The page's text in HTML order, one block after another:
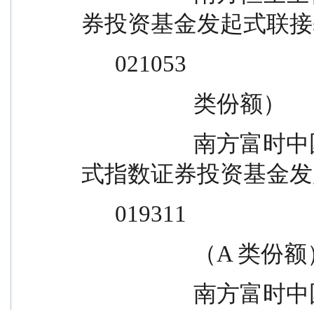
券投资基金发起式联
      021053
                    类份额）
式指数证券投资基金
      019311
（A 类